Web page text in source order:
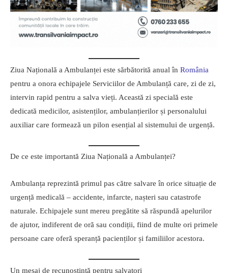
Ziua Națională a Ambulanței este sărbătorită anual în România
pentru a onora echipajele Serviciilor de Ambulanță care, zi de zi,
intervin rapid pentru a salva vieți. Această zi specială este
dedicată medicilor, asistenților, ambulanțierilor și personalului
auxiliar care formează un pilon esențial al sistemului de urgență.
De ce este importantă Ziua Națională a Ambulanței?
Ambulanța reprezintă primul pas către salvare în orice situație de
urgență medicală – accidente, infarcte, nașteri sau catastrofe
naturale. Echipajele sunt mereu pregătite să răspundă apelurilor
de ajutor, indiferent de oră sau condiții, fiind de multe ori primele
persoane care oferă speranță pacienților și familiilor acestora.
Un mesaj de recunoștință pentru salvatori